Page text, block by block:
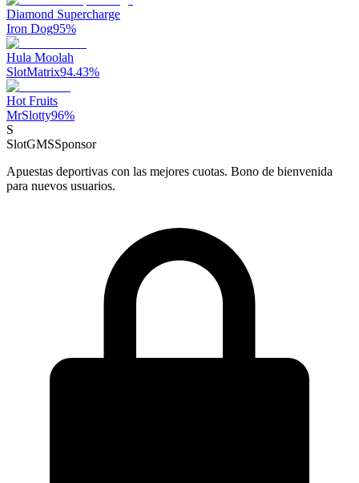
Diamond Supercharge
Iron Dog95%
Hula Moolah
SlotMatrix94.43%
Hot Fruits
MrSlotty96%
S
SlotGMSSponsor
Apuestas deportivas con las mejores cuotas. Bono de bienvenida
para nuevos usuarios.